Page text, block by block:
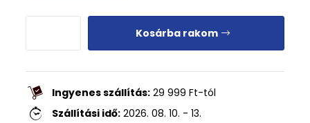
Kosárba rakom
Ingyenes szállítás: 29 999 Ft-tól
Szállítási idő: 2026. 08. 10. - 13.